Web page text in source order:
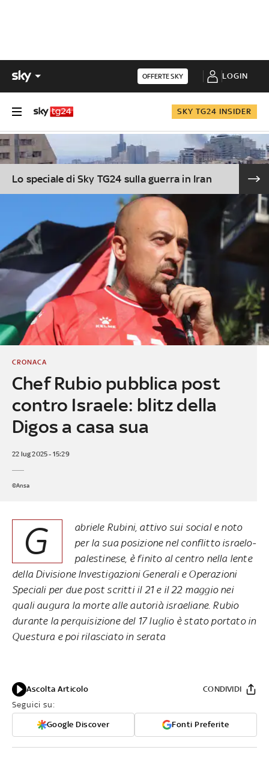
OFFERTE SKY LOGIN
SKY TG24 INSIDER
Lo speciale di Sky TG24 sulla guerra in Iran
Chef Rubio pubblica post
contro Israele: blitz della
Digos a casa sua
CRONACA
22 lug 2025 - 15:29
©Ansa
G
abriele Rubini, attivo sui social e noto
per la sua posizione nel conflitto israelo-
palestinese, è finito al centro nella lente
della Divisione Investigazioni Generali e Operazioni
Speciali per due post scritti il 21 e il 22 maggio nei
quali augura la morte alle autorià israeliane. Rubio
durante la perquisizione del 17 luglio è stato portato in
Questura e poi rilasciato in serata
Ascolta Articolo
Seguici su:
Google Discover Fonti Preferite
CONDIVIDI